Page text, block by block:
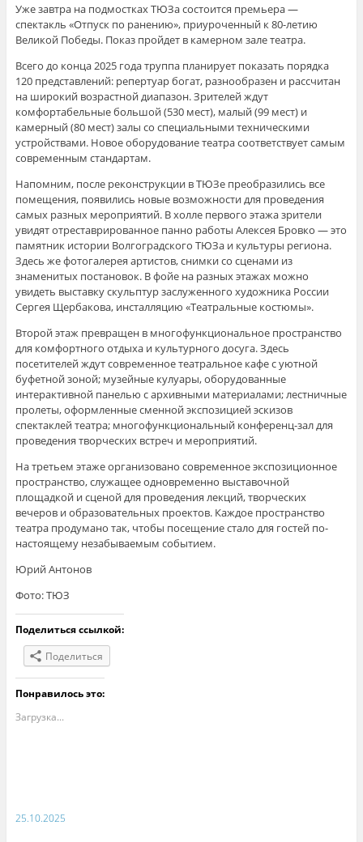
Уже завтра на подмостках ТЮЗа состоится премьера —
спектакль «Отпуск по ранению», приуроченный к 80-летию
Великой Победы. Показ пройдет в камерном зале театра.
Всего до конца 2025 года труппа планирует показать порядка
120 представлений: репертуар богат, разнообразен и рассчитан
на широкий возрастной диапазон. Зрителей ждут
комфортабельные большой (530 мест), малый (99 мест) и
камерный (80 мест) залы со специальными техническими
устройствами. Новое оборудование театра соответствует самым
современным стандартам.
Напомним, после реконструкции в ТЮЗе преобразились все
помещения, появились новые возможности для проведения
самых разных мероприятий. В холле первого этажа зрители
увидят отреставрированное панно работы Алексея Бровко — это
памятник истории Волгоградского ТЮЗа и культуры региона.
Здесь же фотогалерея артистов, снимки со сценами из
знаменитых постановок. В фойе на разных этажах можно
увидеть выставку скульптур заслуженного художника России
Сергея Щербакова, инсталляцию «Театральные костюмы».
Второй этаж превращен в многофункциональное пространство
для комфортного отдыха и культурного досуга. Здесь
посетителей ждут современное театральное кафе с уютной
буфетной зоной; музейные кулуары, оборудованные
интерактивной панелью с архивными материалами; лестничные
пролеты, оформленные сменной экспозицией эскизов
спектаклей театра; многофункциональный конференц-зал для
проведения творческих встреч и мероприятий.
На третьем этаже организовано современное экспозиционное
пространство, служащее одновременно выставочной
площадкой и сценой для проведения лекций, творческих
вечеров и образовательных проектов. Каждое пространство
театра продумано так, чтобы посещение стало для гостей по-
настоящему незабываемым событием.
Юрий Антонов
Фото: ТЮЗ
Поделиться ссылкой:
Поделиться
Понравилось это:
Загрузка...
25.10.2025